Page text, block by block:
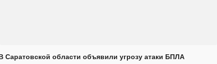
Саратовской области объявили угрозу атаки БПЛА